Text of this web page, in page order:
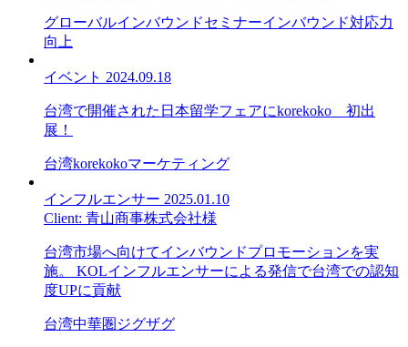
グローバルインバウンドセミナーインバウンド対応力
向上
イベント 2024.09.18
台湾で開催された日本留学フェアにkorekoko 初出
展！
台湾korekokoマーケティング
インフルエンサー 2025.01.10
Client: 青山商事株式会社様
台湾市場へ向けてインバウンドプロモーションを実
施。 KOLインフルエンサーによる発信で台湾での認知
度UPに貢献
台湾中華圏 ジグザグ